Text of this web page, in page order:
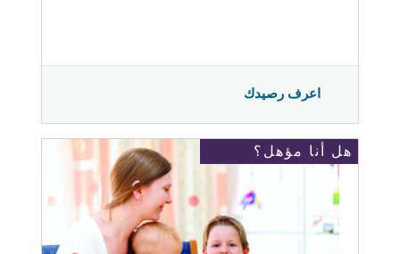
اعرف رصيدك
هل أنا مؤهل؟